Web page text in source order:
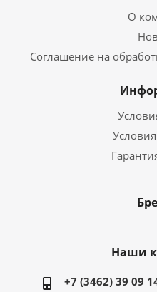
О
Соглашение на
Наши
+7 (3462) 39 09